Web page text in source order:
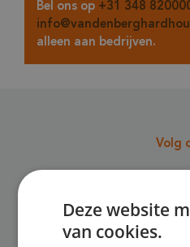
Bel ons op +31 348
alleen aan bedrijven.
Volg
Deze website
van cookies.